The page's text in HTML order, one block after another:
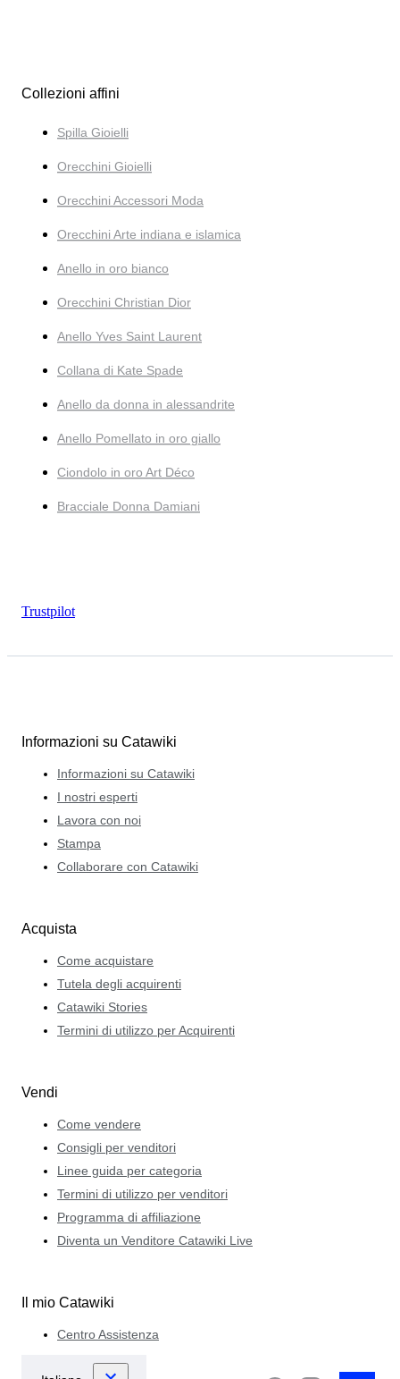
Collezioni affini
Spilla Gioielli
Orecchini Gioielli
Orecchini Accessori Moda
Orecchini Arte indiana e islamica
Anello in oro bianco
Orecchini Christian Dior
Anello Yves Saint Laurent
Collana di Kate Spade
Anello da donna in alessandrite
Anello Pomellato in oro giallo
Ciondolo in oro Art Déco
Bracciale Donna Damiani
Trustpilot
Informazioni su Catawiki
Informazioni su Catawiki
I nostri esperti
Lavora con noi
Stampa
Collaborare con Catawiki
Acquista
Come acquistare
Tutela degli acquirenti
Catawiki Stories
Termini di utilizzo per Acquirenti
Vendi
Come vendere
Consigli per venditori
Linee guida per categoria
Termini di utilizzo per venditori
Programma di affiliazione
Diventa un Venditore Catawiki Live
Il mio Catawiki
Centro Assistenza